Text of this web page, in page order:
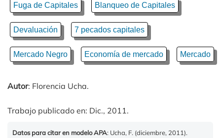
Fuga de Capitales Blanqueo de Capitales
Devaluación 7 pecados capitales
Mercado Negro Economía de mercado Mercado
Autor: Florencia Ucha.
Trabajo publicado en: Dic., 2011.
Datos para citar en modelo APA: Ucha, F. (diciembre, 2011).